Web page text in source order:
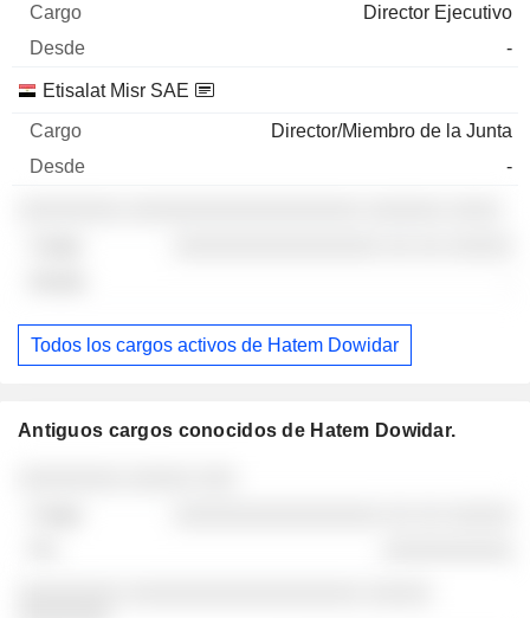
Director Ejecutivo
-
Etisalat Misr SAE
Director/Miembro de la Junta
-
Todos los cargos activos de Hatem Dowidar
Antiguos cargos conocidos de Hatem Dowidar.